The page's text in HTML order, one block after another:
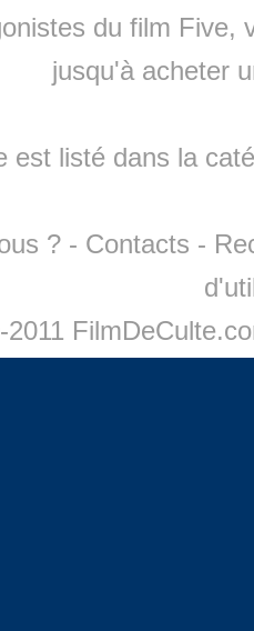
du film Five,
jusqu'à acheter
est listé dans la
? - Contacts -